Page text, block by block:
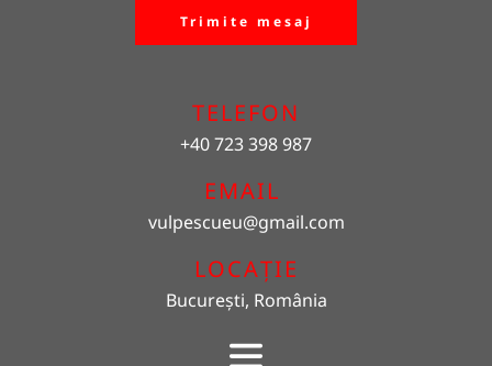
Trimite mesaj
TELEFON
+40 723 398 987
EMAIL
vulpescueu@gmail.com
LOCAȚIE
București, România